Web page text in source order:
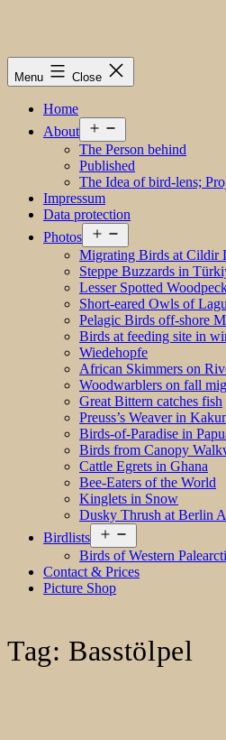
Menu Close
Home
About
menu
The Person behind
Published
The Idea of bird-lens;
Impressum
Data protection
Photos
menu
Migrating Birds at Cildir
Steppe Buzzards in
Lesser Spotted
Short-eared Owls of
Pelagic Birds off-shore
Birds at feeding site in
Wiedehopfe
African Skimmers on
Woodwarblers on fall
Great Bittern catches fish
Preuss’s Weaver in
Birds-of-Paradise in
Birds from Canopy
Cattle Egrets in Ghana
Bee-Eaters of the World
Kinglets in Snow
Dusky Thrush at Berlin
Birdlists
menu
Birds of Western
Contact & Prices
Picture Shop
Tag: Basstölpel